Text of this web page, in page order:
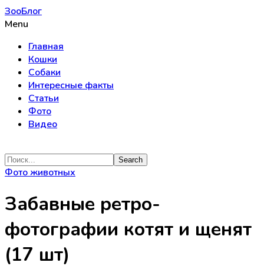
ЗооБлог
Menu
Главная
Кошки
Собаки
Интересные факты
Статьи
Фото
Видео
Фото животных
Забавные ретро-
фотографии котят и щенят
(17 шт)